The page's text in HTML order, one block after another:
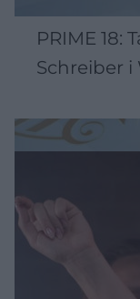
PRIME 18:
Schreiber i